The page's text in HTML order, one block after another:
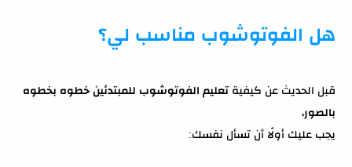
هل الفوتوشوب مناسب لي؟
قبل الحديث عن كيفيةتعليم الفوتوشوب للمبتدئين خطوه بخطوه
بالصور،
يجب عليك أولًا أن تسأل نفسك: